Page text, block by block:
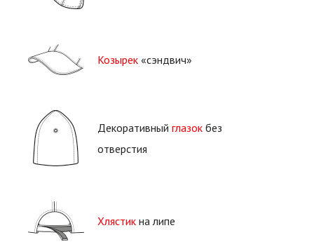
Козырек «сэндвич»
Декоративный глазок без
отверстия
Хлястик на липе